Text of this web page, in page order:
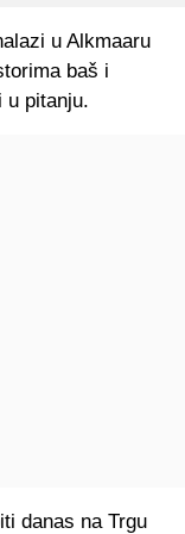
u Alkmaaru
baš i
u pitanju.
danas na Trgu